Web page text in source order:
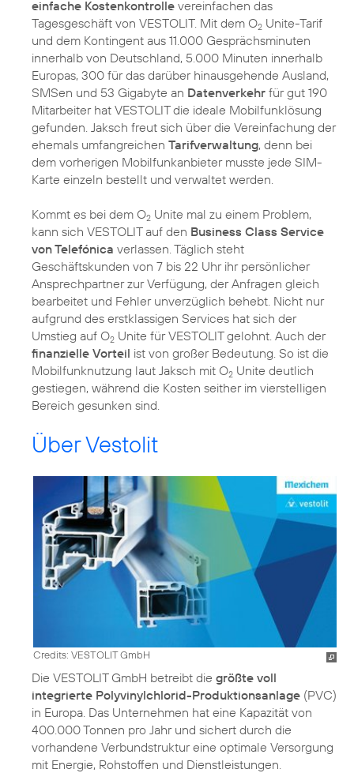
einfache Kostenkontrolle vereinfachen das
Tagesgeschäft von VESTOLIT. Mit dem O2 Unite-Tarif
und dem Kontingent aus 11.000 Gesprächsminuten
innerhalb von Deutschland, 5.000 Minuten innerhalb
Europas, 300 für das darüber hinausgehende Ausland,
SMSen und 53 Gigabyte an Datenverkehr für gut 190
Mitarbeiter hat VESTOLIT die ideale Mobilfunklösung
gefunden. Jaksch freut sich über die Vereinfachung der
ehemals umfangreichen Tarifverwaltung, denn bei
dem vorherigen Mobilfunkanbieter musste jede SIM-
Karte einzeln bestellt und verwaltet werden.
Kommt es bei dem O2 Unite mal zu einem Problem,
kann sich VESTOLIT auf den Business Class Service
von Telefónica verlassen. Täglich steht
Geschäftskunden von 7 bis 22 Uhr ihr persönlicher
Ansprechpartner zur Verfügung, der Anfragen gleich
bearbeitet und Fehler unverzüglich behebt. Nicht nur
aufgrund des erstklassigen Services hat sich der
Umstieg auf O2 Unite für VESTOLIT gelohnt. Auch der
finanzielle Vorteil ist von großer Bedeutung. So ist die
Mobilfunknutzung laut Jaksch mit O2 Unite deutlich
gestiegen, während die Kosten seither im vierstelligen
Bereich gesunken sind.
Über Vestolit
Credits: VESTOLIT GmbH
Die VESTOLIT GmbH betreibt die größte voll
integrierte Polyvinylchlorid-Produktionsanlage (PVC)
in Europa. Das Unternehmen hat eine Kapazität von
400.000 Tonnen pro Jahr und sichert durch die
vorhandene Verbundstruktur eine optimale Versorgung
mit Energie, Rohstoffen und Dienstleistungen.